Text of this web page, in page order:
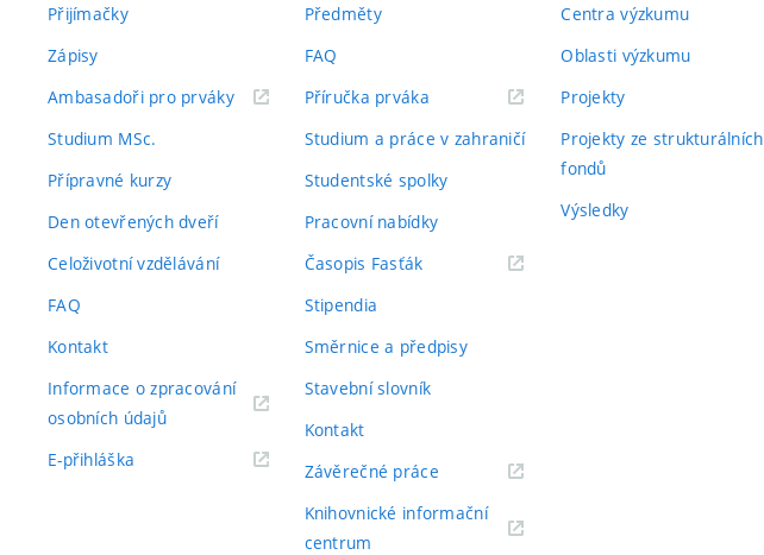
Přijímačky
Zápisy
Ambasadoři pro prváky(externí
Studium MSc.
Přípravné kurzy
Den otevřených dveří
Celoživotní vzdělávání
FAQ
Kontakt
Informace o zpracování
osobních údajů(externí
E-přihláška
Předměty
FAQ
Příručka prváka(externí
Studium a práce v zahraničí
Studentské spolky
Pracovní nabídky
Časopis Fasťák(externí
Stipendia
Směrnice a předpisy
Stavební slovník
Kontakt
Závěrečné práce(externí
Knihovnické informační
centrum
Centra výzkumu
Oblasti výzkumu
Projekty
Projekty ze strukturálních
fondů
Výsledky